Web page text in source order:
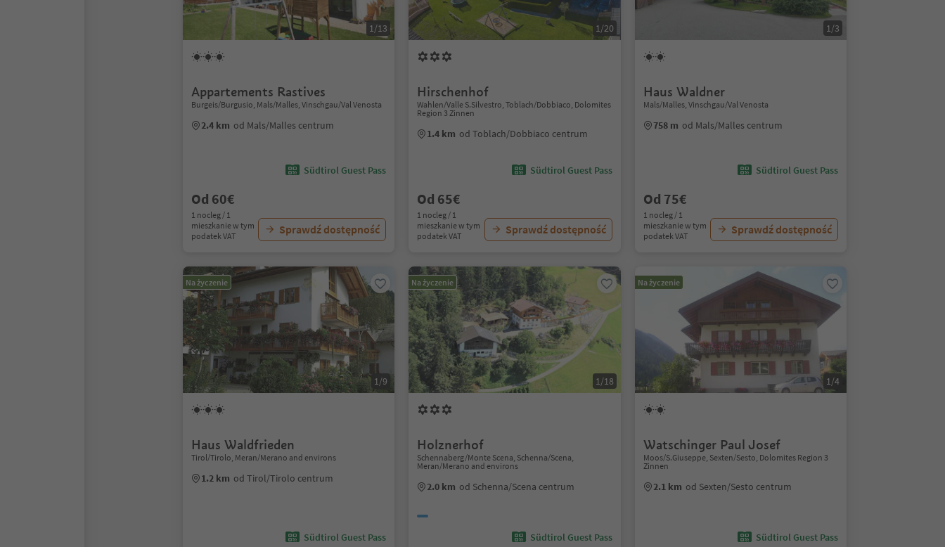
1/13
Appartements Rastives
Burgeis/Burgusio, Mals/Malles, Vinschgau/Val Venosta
2.4 km od Mals/Malles centrum
Südtirol Guest Pass
Od 60€
1 nocleg / 1
mieszkanie w tym
podatek VAT
Sprawdź dostępność
1/20
Hirschenhof
Wahlen/Valle S.Silvestro, Toblach/Dobbiaco, Dolomites
Region 3 Zinnen
1.4 km od Toblach/Dobbiaco centrum
Südtirol Guest Pass
Od 65€
1 nocleg / 1
mieszkanie w tym
podatek VAT
Sprawdź dostępność
1/3
Haus Waldner
Mals/Malles, Vinschgau/Val Venosta
758 m od Mals/Malles centrum
Südtirol Guest Pass
Od 75€
1 nocleg / 1
mieszkanie w tym
podatek VAT
Sprawdź dostępność
Na życzenie
1/9
Haus Waldfrieden
Tirol/Tirolo, Meran/Merano and environs
1.2 km od Tirol/Tirolo centrum
Südtirol Guest Pass
Na życzenie
1/18
Holznerhof
Schennaberg/Monte Scena, Schenna/Scena,
Meran/Merano and environs
2.0 km od Schenna/Scena centrum
Südtirol Guest Pass
Na życzenie
1/4
Watschinger Paul Josef
Moos/S.Giuseppe, Sexten/Sesto, Dolomites Region 3
Zinnen
2.1 km od Sexten/Sesto centrum
Südtirol Guest Pass